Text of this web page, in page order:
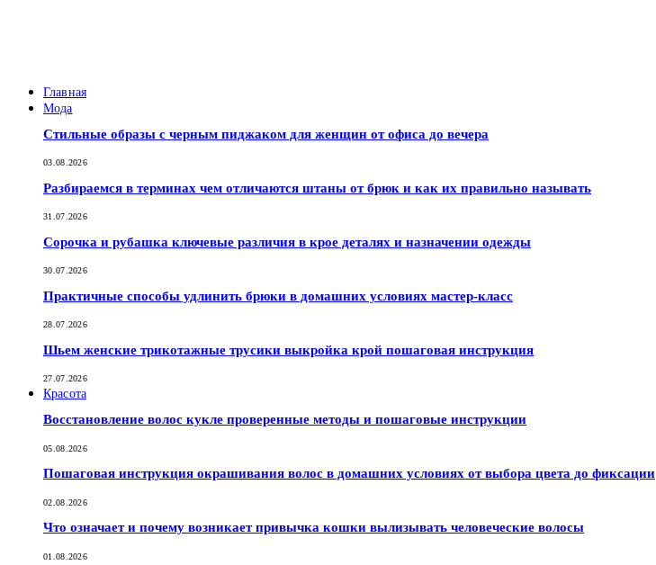
Главная
Мода
Стильные образы с черным пиджаком для женщин от офиса до вечера
03.08.2026
Разбираемся в терминах чем отличаются штаны от брюк и как их правильно называть
31.07.2026
Сорочка и рубашка ключевые различия в крое деталях и назначении одежды
30.07.2026
Практичные способы удлинить брюки в домашних условиях мастер-класс
28.07.2026
Шьем женские трикотажные трусики выкройка крой пошаговая инструкция
27.07.2026
Красота
Восстановление волос кукле проверенные методы и пошаговые инструкции
05.08.2026
Пошаговая инструкция окрашивания волос в домашних условиях от выбора цвета до фиксации
02.08.2026
Что означает и почему возникает привычка кошки вылизывать человеческие волосы
01.08.2026